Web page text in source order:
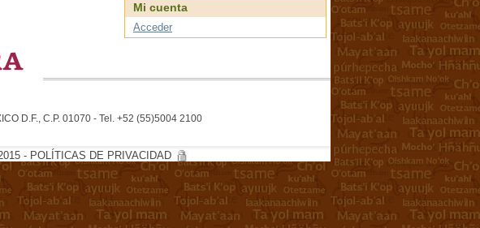
Mi cuenta
Acceder
D.F., C.P. 01070 - Tel. +52 (55)5004 2100
- POLÍTICAS DE PRIVACIDAD